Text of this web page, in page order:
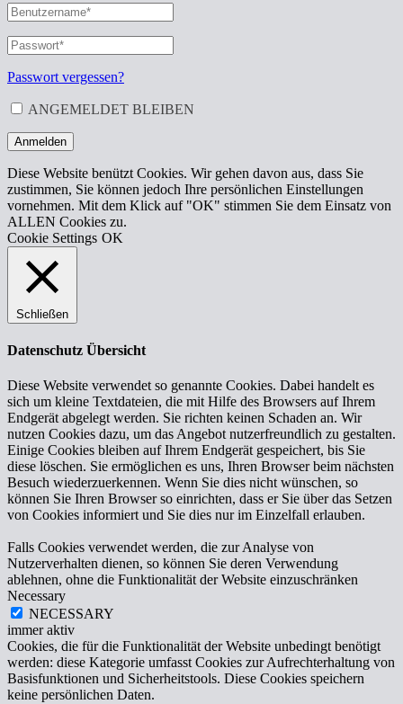
BENUTZERNAME
ODER
E-
MAIL-
ADRESSE*
ERFORDERLICH
PASSWORT
ERFORDERLICH
Passwort vergessen?
ANGEMELDET BLEIBEN
Anmelden
Diese Website benützt Cookies. Wir gehen davon aus, dass Sie
zustimmen, Sie können jedoch Ihre persönlichen Einstellungen
vornehmen. Mit dem Klick auf "OK" stimmen Sie dem Einsatz von
ALLEN Cookies zu.
Cookie Settings OK
Schließen
Datenschutz Übersicht
Diese Website verwendet so genannte Cookies. Dabei handelt es
sich um kleine Textdateien, die mit Hilfe des Browsers auf Ihrem
Endgerät abgelegt werden. Sie richten keinen Schaden an. Wir
nutzen Cookies dazu, um das Angebot nutzerfreundlich zu gestalten.
Einige Cookies bleiben auf Ihrem Endgerät gespeichert, bis Sie
diese löschen. Sie ermöglichen es uns, Ihren Browser beim nächsten
Besuch wiederzuerkennen. Wenn Sie dies nicht wünschen, so
können Sie Ihren Browser so einrichten, dass er Sie über das Setzen
von Cookies informiert und Sie dies nur im Einzelfall erlauben.
Falls Cookies verwendet werden, die zur Analyse von
Nutzerverhalten dienen, so können Sie deren Verwendung
ablehnen, ohne die Funktionalität der Website einzuschränken
Necessary
NECESSARY
immer aktiv
Cookies, die für die Funktionalität der Website unbedingt benötigt
werden: diese Kategorie umfasst Cookies zur Aufrechterhaltung von
Basisfunktionen und Sicherheitstools. Diese Cookies speichern
keine persönlichen Daten.